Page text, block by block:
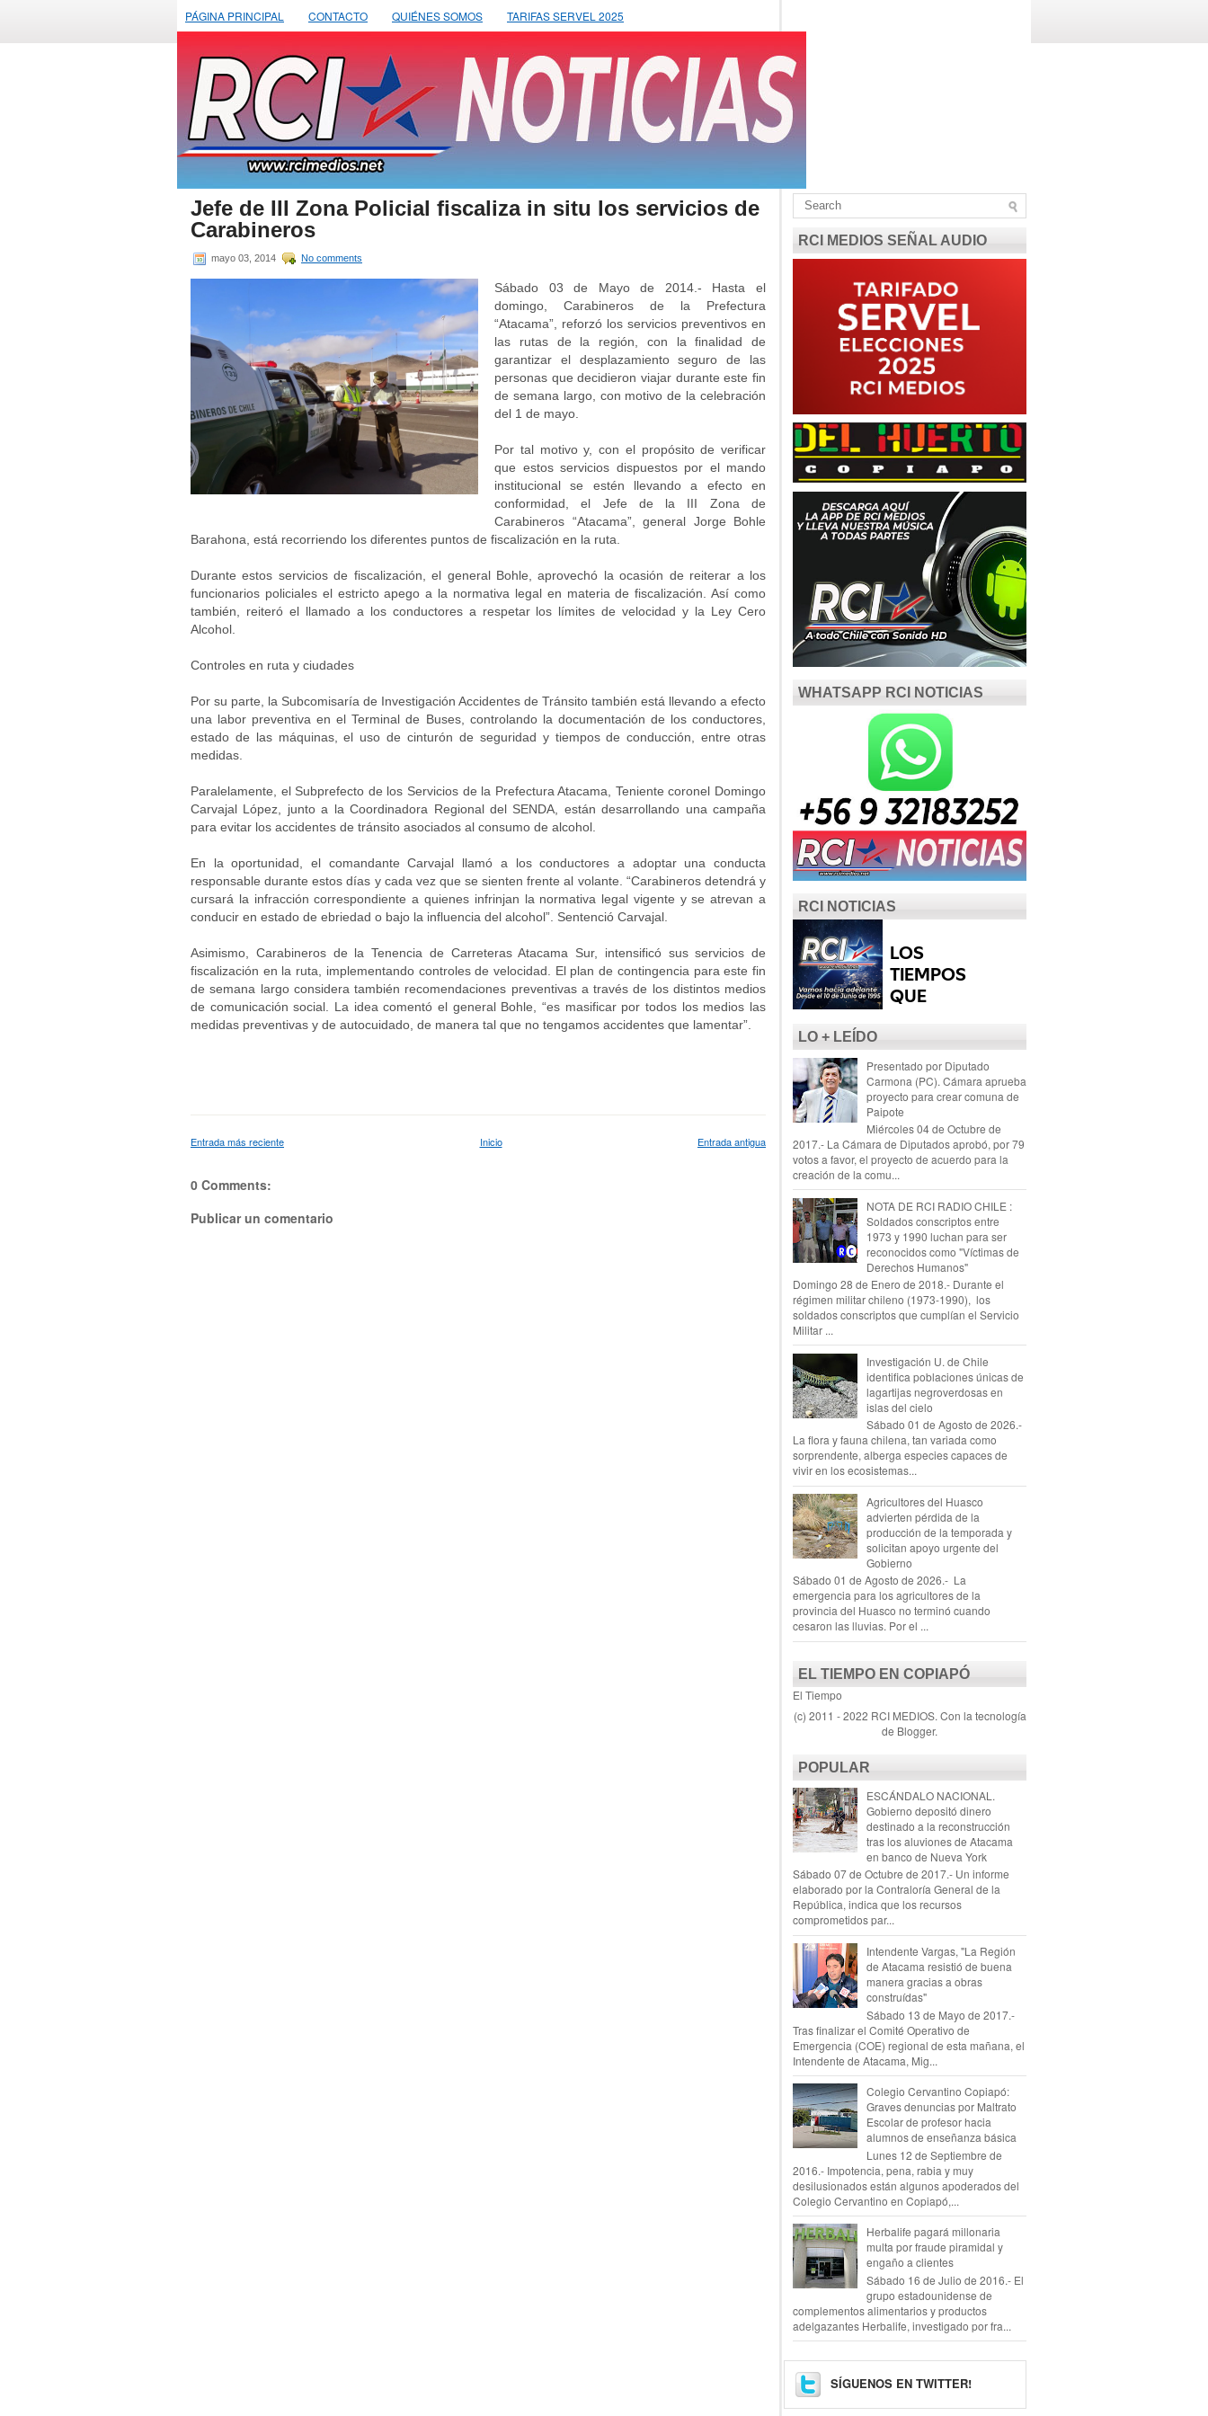
PÁGINA PRINCIPAL CONTACTO QUIÉNES SOMOS TARIFAS SERVEL 2025
Jefe de III Zona Policial fiscaliza in situ los servicios de
Carabineros
mayo 03, 2014 No comments
Sábado 03 de Mayo de 2014.- Hasta el
domingo, Carabineros de la Prefectura
“Atacama”, reforzó los servicios preventivos en
las rutas de la región, con la finalidad de
garantizar el desplazamiento seguro de las
personas que decidieron viajar durante este fin
de semana largo, con motivo de la celebración
del 1 de mayo.
Por tal motivo y, con el propósito de verificar
que estos servicios dispuestos por el mando
institucional se estén llevando a efecto en
conformidad, el Jefe de la III Zona de
Carabineros “Atacama”, general Jorge Bohle
Barahona, está recorriendo los diferentes puntos de fiscalización en la ruta.
Durante estos servicios de fiscalización, el general Bohle, aprovechó la ocasión de reiterar a los
funcionarios policiales el estricto apego a la normativa legal en materia de fiscalización. Así como
también, reiteró el llamado a los conductores a respetar los límites de velocidad y la Ley Cero
Alcohol.
Controles en ruta y ciudades
Por su parte, la Subcomisaría de Investigación Accidentes de Tránsito también está llevando a efecto
una labor preventiva en el Terminal de Buses, controlando la documentación de los conductores,
estado de las máquinas, el uso de cinturón de seguridad y tiempos de conducción, entre otras
medidas.
Paralelamente, el Subprefecto de los Servicios de la Prefectura Atacama, Teniente coronel Domingo
Carvajal López, junto a la Coordinadora Regional del SENDA, están desarrollando una campaña
para evitar los accidentes de tránsito asociados al consumo de alcohol.
En la oportunidad, el comandante Carvajal llamó a los conductores a adoptar una conducta
responsable durante estos días y cada vez que se sienten frente al volante. “Carabineros detendrá y
cursará la infracción correspondiente a quienes infrinjan la normativa legal vigente y se atrevan a
conducir en estado de ebriedad o bajo la influencia del alcohol”. Sentenció Carvajal.
Asimismo, Carabineros de la Tenencia de Carreteras Atacama Sur, intensificó sus servicios de
fiscalización en la ruta, implementando controles de velocidad. El plan de contingencia para este fin
de semana largo considera también recomendaciones preventivas a través de los distintos medios
de comunicación social. La idea comentó el general Bohle, “es masificar por todos los medios las
medidas preventivas y de autocuidado, de manera tal que no tengamos accidentes que lamentar”.
Entrada más reciente Entrada antigua
Inicio
0 Comments:
Publicar un comentario
RCI MEDIOS SEÑAL AUDIO
WHATSAPP RCI NOTICIAS
RCI NOTICIAS
LO + LEÍDO
Presentado por Diputado
Carmona (PC). Cámara aprueba
proyecto para crear comuna de
Paipote
Miércoles 04 de Octubre de
2017.- La Cámara de Diputados aprobó, por 79
votos a favor, el proyecto de acuerdo para la
creación de la comu...
NOTA DE RCI RADIO CHILE :
Soldados conscriptos entre
1973 y 1990 luchan para ser
reconocidos como "Víctimas de
Derechos Humanos"
Domingo 28 de Enero de 2018.- Durante el
régimen militar chileno (1973-1990), los
soldados conscriptos que cumplían el Servicio
Militar ...
Investigación U. de Chile
identifica poblaciones únicas de
lagartijas negroverdosas en
islas del cielo
Sábado 01 de Agosto de 2026.-
La flora y fauna chilena, tan variada como
sorprendente, alberga especies capaces de
vivir en los ecosistemas...
Agricultores del Huasco
advierten pérdida de la
producción de la temporada y
solicitan apoyo urgente del
Gobierno
Sábado 01 de Agosto de 2026.- La
emergencia para los agricultores de la
provincia del Huasco no terminó cuando
cesaron las lluvias. Por el ...
EL TIEMPO EN COPIAPÓ
El Tiempo
(c) 2011 - 2022 RCI MEDIOS. Con la tecnología
de Blogger.
POPULAR
ESCÁNDALO NACIONAL.
Gobierno depositó dinero
destinado a la reconstrucción
tras los aluviones de Atacama
en banco de Nueva York
Sábado 07 de Octubre de 2017.- Un informe
elaborado por la Contraloría General de la
República, indica que los recursos
comprometidos par...
Intendente Vargas, "La Región
de Atacama resistió de buena
manera gracias a obras
construídas"
Sábado 13 de Mayo de 2017.-
Tras finalizar el Comité Operativo de
Emergencia (COE) regional de esta mañana, el
Intendente de Atacama, Mig...
Colegio Cervantino Copiapó:
Graves denuncias por Maltrato
Escolar de profesor hacia
alumnos de enseñanza básica
Lunes 12 de Septiembre de
2016.- Impotencia, pena, rabia y muy
desilusionados están algunos apoderados del
Colegio Cervantino en Copiapó,...
Herbalife pagará millonaria
multa por fraude piramidal y
engaño a clientes
Sábado 16 de Julio de 2016.- El
grupo estadounidense de
complementos alimentarios y productos
adelgazantes Herbalife, investigado por fra...
SÍGUENOS EN TWITTER!